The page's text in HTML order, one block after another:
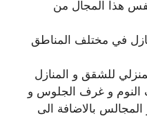
هذا المجال من
في مختلف المناطق
للشقق و المنازل
و غرف الجلوس و
المجالس بالاضافة الى